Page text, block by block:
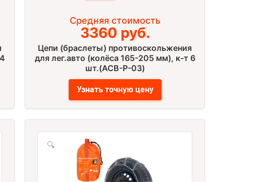
Средняя стоимость
3360 руб.
Цепи (браслеты) противоскольжения
для лег.авто (колёса 165-205 мм), к-т 6
шт.(ACB-P-03)
Узнать точную цену
🔍